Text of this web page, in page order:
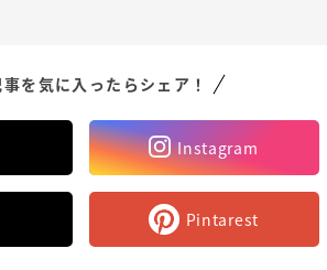
事を気に入ったらシェア！
Instagram
Pintarest